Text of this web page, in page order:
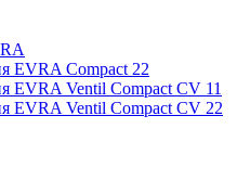
EVRA Compact 22
EVRA Ventil Compact CV 11
EVRA Ventil Compact CV 22